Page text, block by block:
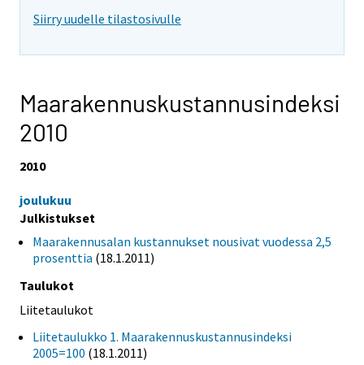
Siirry uudelle tilastosivulle
Maarakennuskustannusindeksi
2010
2010
joulukuu
Julkistukset
Maarakennusalan kustannukset nousivat vuodessa 2,5
prosenttia (18.1.2011)
Taulukot
Liitetaulukot
Liitetaulukko 1. Maarakennuskustannusindeksi
2005=100 (18.1.2011)